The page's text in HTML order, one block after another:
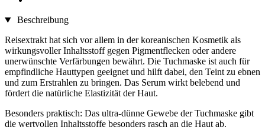
Beschreibung
Reisextrakt hat sich vor allem in der koreanischen Kosmetik als
wirkungsvoller Inhaltsstoff gegen Pigmentflecken oder andere
unerwünschte Verfärbungen bewährt. Die Tuchmaske ist auch für
empfindliche Hauttypen geeignet und hilft dabei, den Teint zu ebnen
und zum Erstrahlen zu bringen. Das Serum wirkt belebend und
fördert die natürliche Elastizität der Haut.
Besonders praktisch: Das ultra-dünne Gewebe der Tuchmaske gibt
die wertvollen Inhaltsstoffe besonders rasch an die Haut ab.